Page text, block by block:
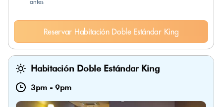
Reservar Habitación Doble Estándar King
Habitación Doble Estándar King
3pm - 9pm